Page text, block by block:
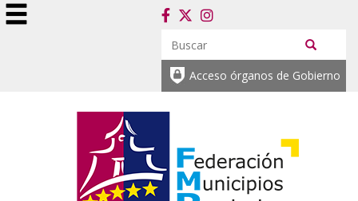
Acceso órganos de Gobierno